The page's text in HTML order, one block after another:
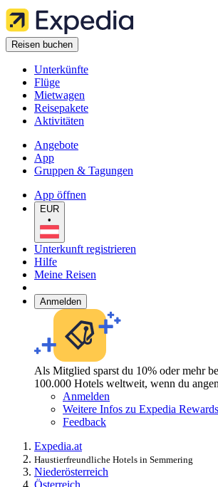
Reisen buchen
Unterkünfte
Flüge
Mietwagen
Reisepakete
Aktivitäten
Angebote
App
Gruppen & Tagungen
App öffnen
EUR
•
Unterkunft registrieren
Hilfe
Meine Reisen
Anmelden
Als Mitglied sparst du 10% oder mehr
100.000 Hotels weltweit, wenn du
Anmelden
Weitere Infos zu Expedia Rewards
Feedback
Expedia.at
Haustierfreundliche Hotels in Semmering
Niederösterreich
Österreich